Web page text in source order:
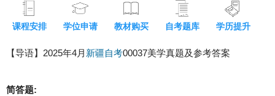
课程安排 学位申请 教材购买 自考题库 学历提升
【导语】2025年4月 新疆自考00037美学真题及参考答案
简答题: